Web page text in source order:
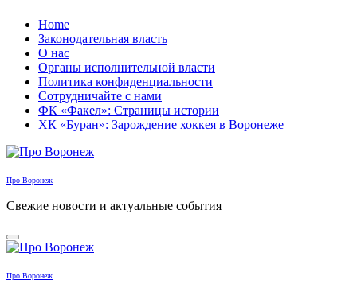
Перейти
содержанию
Home
Законодательная власть
О нас
Органы исполнительной власти
Политика конфиденциальности
Сотрудничайте с нами
ФК «Факел»: Страницы истории
ХК «Буран»: Зарождение хоккея в Воронеже
Про Воронеж
Свежие новости и актуальные события
Про Воронеж